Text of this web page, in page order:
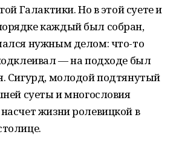
Галактики. Но в этой суете и
каждый был собран,
нужным делом: что-то
— на подходе был
Сигурд, молодой подтянутый
суеты и многословия
жизни ролевицкой в